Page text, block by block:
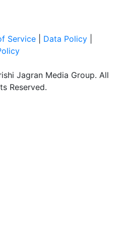
Service Data Policy
Jagran Media Group. All
Reserved.